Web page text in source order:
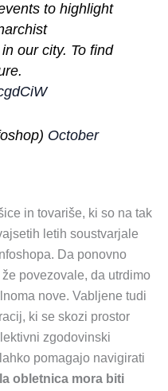
to highlight
our city. To find
October
in tovariše, ki so na tak
letih soustvarjale
Da ponovno
povezovale, da utrdimo
nove. Vabljene tudi
ki se skozi prostor
zgodovinski
pomagajo navigirati
obletnica mora biti